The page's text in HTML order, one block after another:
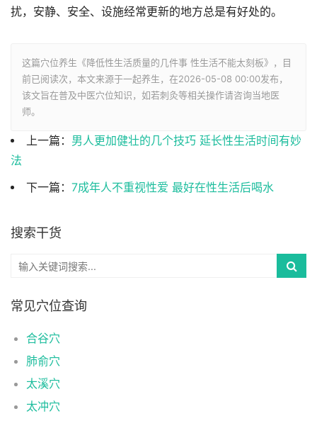
扰，安静、安全、设施经常更新的地方总是有好处的。
这篇穴位养生《降低性生活质量的几件事 性生活不能太刻板》，目
前已阅读次，本文来源于一起养生，在2026-05-08 00:00发布，
该文旨在普及中医穴位知识，如若刺灸等相关操作请咨询当地医
师。
上一篇： 男人更加健壮的几个技巧 延长性生活时间有妙
法
下一篇： 7成年人不重视性爱 最好在性生活后喝水
搜索干货
常见穴位查询
合谷穴
肺俞穴
太溪穴
太冲穴